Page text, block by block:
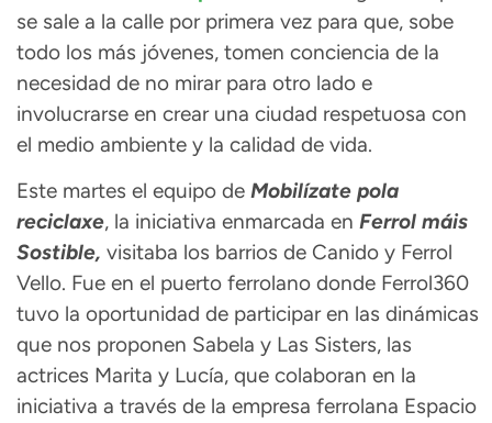
se sale a la calle por primera vez para que, sobe
todo los más jóvenes, tomen conciencia de la
necesidad de no mirar para otro lado e
involucrarse en crear una ciudad respetuosa con
el medio ambiente y la calidad de vida.
Este martes el equipo de Mobilízate pola
reciclaxe, la iniciativa enmarcada en Ferrol máis
Sostible, visitaba los barrios de Canido y Ferrol
Vello. Fue en el puerto ferrolano donde Ferrol360
tuvo la oportunidad de participar en las dinámicas
que nos proponen Sabela y Las Sisters, las
actrices Marita y Lucía, que colaboran en la
iniciativa a través de la empresa ferrolana Espacio